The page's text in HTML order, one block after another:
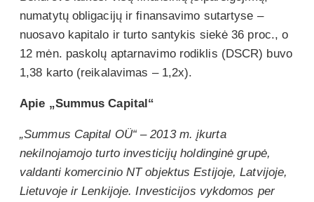
numatytų obligacijų ir finansavimo sutartyse –
nuosavo kapitalo ir turto santykis siekė 36 proc., o
12 mėn. paskolų aptarnavimo rodiklis (DSCR) buvo
1,38 karto (reikalavimas – 1,2x).
Apie „Summus Capital“
„Summus Capital OÜ“ – 2013 m. įkurta
nekilnojamojo turto investicijų holdinginė grupė,
valdanti komercinio NT objektus Estijoje, Latvijoje,
Lietuvoje ir Lenkijoje. Investicijos vykdomos per